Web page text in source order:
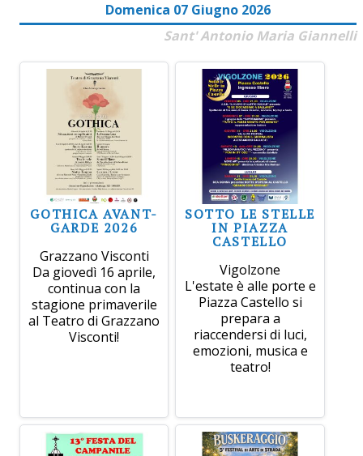
Domenica 07 Giugno 2026
Sant' Antonio Maria Giannelli
GOTHICA AVANT-
GARDE 2026
Grazzano Visconti
Da giovedì 16 aprile,
continua con la
stagione primaverile
al Teatro di Grazzano
Visconti!
SOTTO LE STELLE
IN PIAZZA
CASTELLO
Vigolzone
L'estate è alle porte e
Piazza Castello si
prepara a
riaccendersi di luci,
emozioni, musica e
teatro!